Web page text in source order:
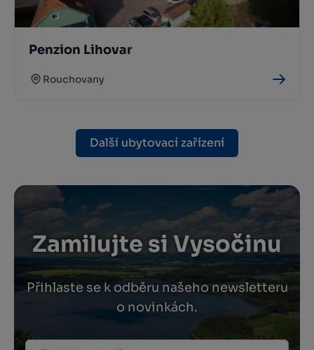
Penzion Lihovar
Rouchovany
Další ubytovací zařízení
Zamilujte si Vysočinu
Přihlaste se k odběru našeho newsletteru
o novinkách.